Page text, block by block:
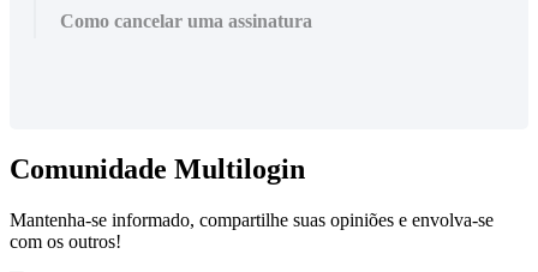
Como cancelar uma assinatura
Comunidade Multilogin
Mantenha-se informado, compartilhe suas opiniões e envolva-se
com os outros!